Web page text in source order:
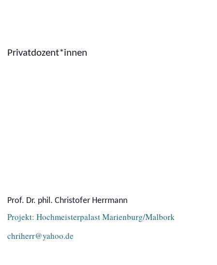
Privatdozent*innen
Prof. Dr. phil. Christofer Herrmann
Projekt: Hochmeisterpalast Marienburg/Malbork
chriherr@yahoo.de